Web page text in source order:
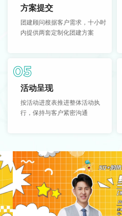
方案提交
团建顾问根据客户需求，十小时
内提供两套定制化团建方案
05
活动呈现
按活动进度表推进整体活动执
行，保持与客户紧密沟通